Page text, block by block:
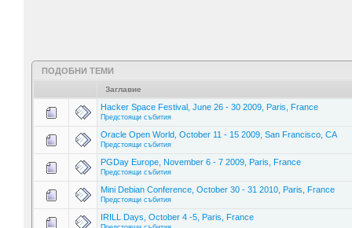
ПОДОБНИ ТЕМИ
Заглавие
Hacker Space Festival, June 26 - 30 2009, Paris, France
Предстоящи събития
Oracle Open World, October 11 - 15 2009, San Francisco, CA
Предстоящи събития
PGDay Europe, November 6 - 7 2009, Paris, France
Предстоящи събития
Mini Debian Conference, October 30 - 31 2010, Paris, France
Предстоящи събития
IRILL Days, October 4 -5, Paris, France